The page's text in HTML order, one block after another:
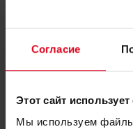
Согласие
Этот сайт
Мы используем